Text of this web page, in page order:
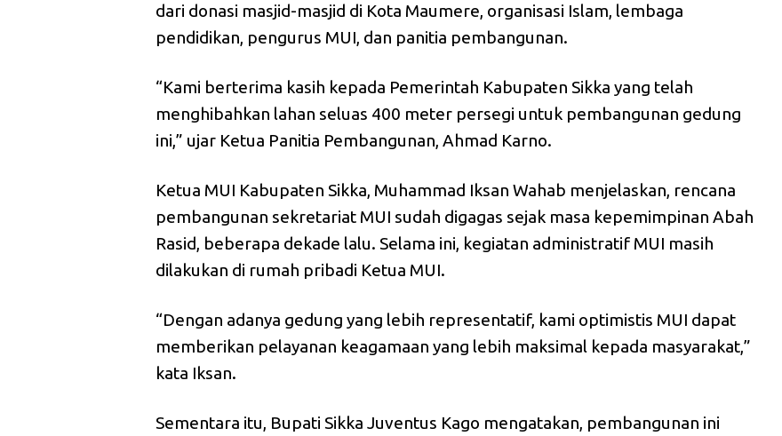
dari donasi masjid-masjid di Kota Maumere, organisasi Islam, lembaga
pendidikan, pengurus MUI, dan panitia pembangunan.
“Kami berterima kasih kepada Pemerintah Kabupaten Sikka yang telah
menghibahkan lahan seluas 400 meter persegi untuk pembangunan gedung
ini,” ujar Ketua Panitia Pembangunan, Ahmad Karno.
Ketua MUI Kabupaten Sikka, Muhammad Iksan Wahab menjelaskan, rencana
pembangunan sekretariat MUI sudah digagas sejak masa kepemimpinan Abah
Rasid, beberapa dekade lalu. Selama ini, kegiatan administratif MUI masih
dilakukan di rumah pribadi Ketua MUI.
“Dengan adanya gedung yang lebih representatif, kami optimistis MUI dapat
memberikan pelayanan keagamaan yang lebih maksimal kepada masyarakat,”
kata Iksan.
Sementara itu, Bupati Sikka Juventus Kago mengatakan, pembangunan ini